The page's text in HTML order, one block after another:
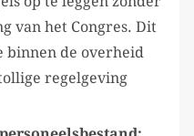
van het Congres. Dit
binnen de overheid
regelgeving